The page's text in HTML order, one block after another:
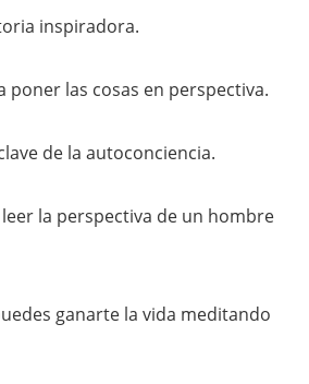
inspiradora.
poner las cosas en perspectiva.
de la autoconciencia.
la perspectiva de un hombre
ganarte la vida meditando